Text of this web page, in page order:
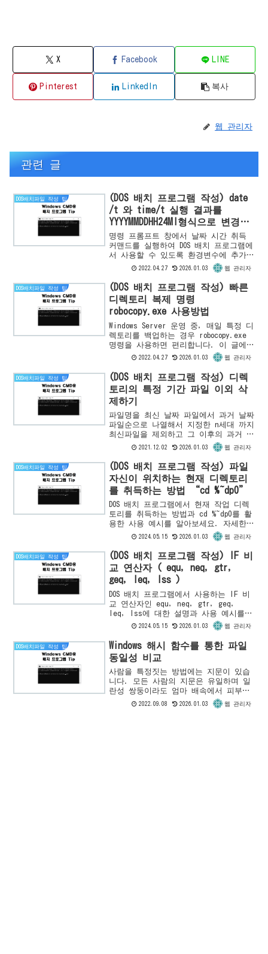
X Facebook LINE
Pinterest LinkedIn 복사
웹 관리자
관련 글
DOS배치파일 작성 팁
(DOS 배치 프로그램 작성) date
/t 와 time/t 실행 결과를
YYYYMMDDHH24MI형식으로 변경하
기
명령 프롬프트 창에서 날짜 시간 취득
커맨드를 실행하여 DOS 배치 프로그램에
서 사용할 수 있도록 환경변수에 추가하
는 방법을 소개합니다.날짜/시간 출력
예시 창에서 date /t 또는 time/t 커맨
드를 실행한 결...
2022.04.27 2026.01.03 웹 관리자
DOS배치파일 작성 팁
(DOS 배치 프로그램 작성) 빠른
디렉토리 복제 명령
robocopy.exe 사용방법
Windows Server 운영 중, 매일 특정 디
렉토리를 백업하는 경우 robocopy.exe
명령을 사용하면 편리합니다. 이 글에서
는 다음 C:\TEMP를 C:\TEMP_YYYYMMDD이
라는 이름으로 하위 디렉토...
2022.04.27 2026.01.03 웹 관리자
DOS배치파일 작성 팁
(DOS 배치 프로그램 작성) 디렉
토리의 특정 기간 파일 이외 삭
제하기
파일명을 최신 날짜 파일에서 과거 날짜
파일순으로 나열해서 지정한 n세대 까지
최신파일을 제외하고 그 이후의 과거 파
일 또는 디렉토리를 삭제하는 방법을 소
개합니다.TEST 대상 파일 준비 대상 디
렉토리는 다음과 같습...
2021.12.02 2026.01.03 웹 관리자
DOS배치파일 작성 팁
(DOS 배치 프로그램 작성) 파일
자신이 위치하는 현재 디렉토리
를 취득하는 방법 “cd %~dp0”
DOS 배치 프로그램에서 현재 작업 디렉
토리를 취득하는 방법과 cd %~dp0를 활
용한 사용 예시를 알아보세요. 자세한
설명과 함께 배치 파일 작성에 유용한
2024.05.15 2026.01.03 웹 관리자
DOS배치파일 작성 팁
(DOS 배치 프로그램 작성) IF 비
교 연산자 ( equ, neq, gtr,
geq, leq, lss )
DOS 배치 프로그램에서 사용하는 IF 비
교 연산자인 equ, neq, gtr, geq,
leq, lss에 대한 설명과 사용 예시를
확인하세요. 숫자와 문자의 비교 방법을
2024.05.15 2026.01.03 웹 관리자
DOS배치파일 작성 팁
Windows 해시 함수를 통한 파일
동일성 비교
사람을 특정짓는 방법에는 지문이 있습
니다. 모든 사람의 지문은 유일하며 일
란성 쌍둥이라도 엄마 배속에서 피부가
만들어지는 과정에서 지문 또한 서로 다
른 모양으로 만들어집니다. 컴퓨터의 파
2022.09.08 2026.01.03 웹 관리자